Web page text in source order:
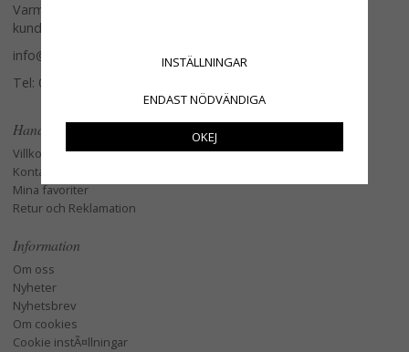
Varmt välkommen att kontakta vår
kundtjänst.
info@glasverandan.se
Tel: 079-3495968
Handla
Villkor
Kontakta oss
Mina favoriter
Retur och Reklamation
Information
Om oss
Nyheter
Nyhetsbrev
Om cookies
Cookie instÃ¤llningar
INSTÄLLNINGAR
ENDAST NÖDVÄNDIGA
OKEJ